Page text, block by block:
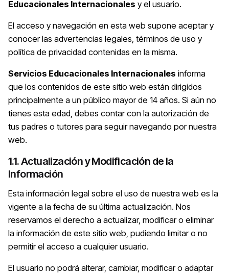
Educacionales Internacionales y el usuario.
El acceso y navegación en esta web supone aceptar y
conocer las advertencias legales, términos de uso y
política de privacidad contenidas en la misma.
Servicios Educacionales Internacionales informa
que los contenidos de este sitio web están dirigidos
principalmente a un público mayor de 14 años. Si aún no
tienes esta edad, debes contar con la autorización de
tus padres o tutores para seguir navegando por nuestra
web.
1.1. Actualización y Modificación de la
Información
Esta información legal sobre el uso de nuestra web es la
vigente a la fecha de su última actualización. Nos
reservamos el derecho a actualizar, modificar o eliminar
la información de este sitio web, pudiendo limitar o no
permitir el acceso a cualquier usuario.
El usuario no podrá alterar, cambiar, modificar o adaptar